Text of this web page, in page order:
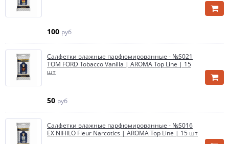
100 руб
Салфетки влажные парфюмированные - №S021
TOM FORD Tobacco Vanilla | AROMA Top Line | 15
шт
50 руб
Салфетки влажные парфюмированные - №S016
EX NIHILO Fleur Narcotics | AROMA Top Line | 15 шт